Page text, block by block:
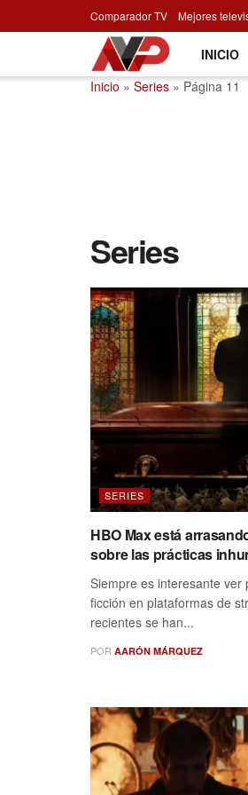
Comparador TV Mejores
INICIO
Inicio » Series » Página 11
Series
SERIES
HBO Max está
sobre las prácticas
Siempre es interesante
ficción en plataformas de
recientes se han...
POR AARÓN MÁRQUEZ